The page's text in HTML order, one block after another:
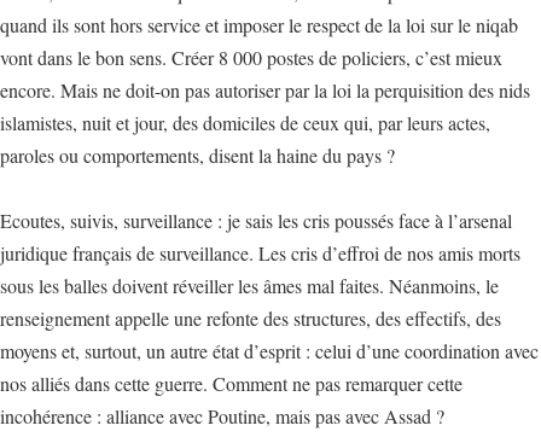
quand ils sont hors service et imposer le respect de la loi sur le niqab
vont dans le bon sens. Créer 8 000 postes de policiers, c’est mieux
encore. Mais ne doit-on pas autoriser par la loi la perquisition des nids
islamistes, nuit et jour, des domiciles de ceux qui, par leurs actes,
paroles ou comportements, disent la haine du pays ?
Ecoutes, suivis, surveillance : je sais les cris poussés face à l’arsenal
juridique français de surveillance. Les cris d’effroi de nos amis morts
sous les balles doivent réveiller les âmes mal faites. Néanmoins, le
renseignement appelle une refonte des structures, des effectifs, des
moyens et, surtout, un autre état d’esprit : celui d’une coordination avec
nos alliés dans cette guerre. Comment ne pas remarquer cette
incohérence : alliance avec Poutine, mais pas avec Assad ?